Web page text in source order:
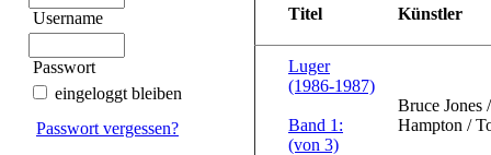
Username
Passwort
eingeloggt bleiben
Passwort vergessen?
Titel Künstler
Luger
(1986-1987)
Band 1:
(von 3)
Bruce Jones
Hampton /